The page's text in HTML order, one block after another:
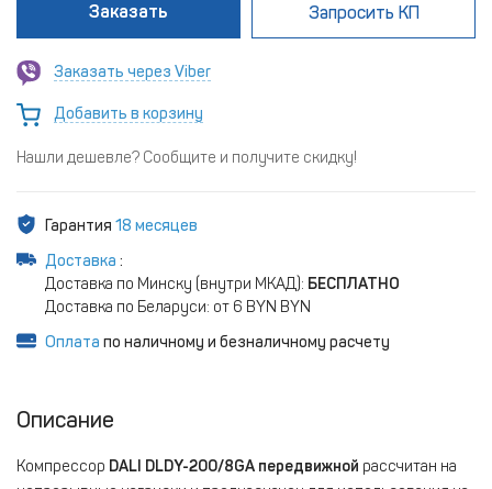
Заказать Запросить КП
Заказать через Viber
Добавить в корзину
Нашли дешевле? Сообщите и получите скидку!
Гарантия 18 месяцев
Доставка :
Доставка по Минску (внутри МКАД): БЕСПЛАТНО
Доставка по Беларуси: от 6 BYN BYN
Оплата по наличному и безналичному расчету
Описание
Компрессор DALI DLDY-200/8GA передвижной рассчитан на